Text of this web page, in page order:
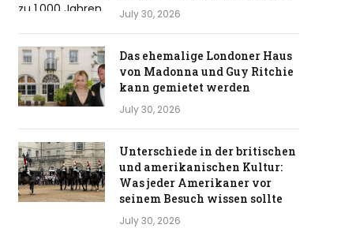
July 30, 2026
Das ehemalige Londoner Haus
von Madonna und Guy Ritchie
kann gemietet werden
July 30, 2026
Unterschiede in der britischen
und amerikanischen Kultur:
Was jeder Amerikaner vor
seinem Besuch wissen sollte
July 30, 2026